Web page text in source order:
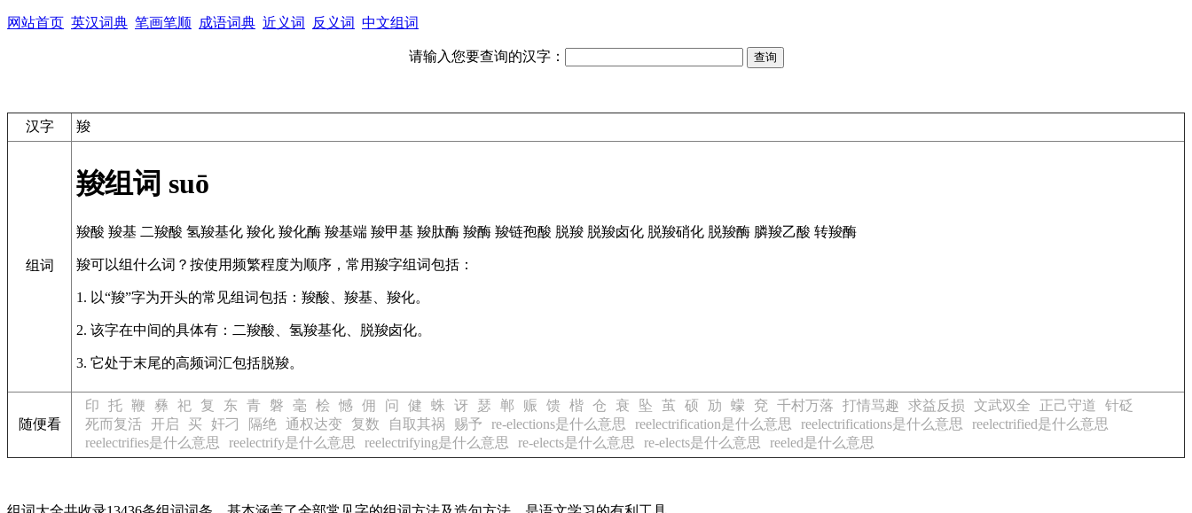
网站首页 英汉词典 笔画笔顺 成语词典 近义词 反义词 中文组词
请输入您要查询的汉字：
汉字 羧
组词
羧组词 suō
羧酸 羧基 二羧酸 氢羧基化 羧化 羧化酶 羧基端 羧甲基 羧肽酶 羧酶 羧链孢酸 脱羧 脱羧卤化 脱羧硝化 脱羧酶 膦羧乙酸 转羧酶
羧可以组什么词？按使用频繁程度为顺序，常用羧字组词包括：
1. 以“羧”字为开头的常见组词包括：羧酸、羧基、羧化。
2. 该字在中间的具体有：二羧酸、氢羧基化、脱羧卤化。
3. 它处于末尾的高频词汇包括脱羧。
随便看
印 托 鞭 彝 祀 复 东 青 磐 毫 桧 憾 佣 问 健 蛛 讶 瑟 郸 赈 馈 楷 仓 衰 坠 茧 硕 劢 蠓 兗 千村万落 打情骂趣 求益反损 文武双全 正己守道
针砭
死而复活
开启 买 奸刁 隔绝 通权达变 复数 自取其祸 赐予 re-elections是什么意思 reelectrification是什么意思 reelectrifications是什么意思
reelectrified是什么意思
reelectrifies是什么意思
reelectrify是什么意思 reelectrifying是什么意思 re-elects是什么意思 re-elects是什么意思 reeled是什么意思